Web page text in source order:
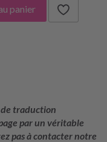
panier
traduction
par un véritable
pas à contacter notre